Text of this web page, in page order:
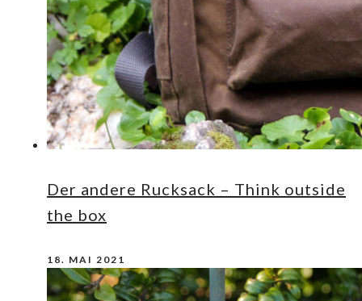
Der andere Rucksack – Think outside
the box
18. MAI 2021